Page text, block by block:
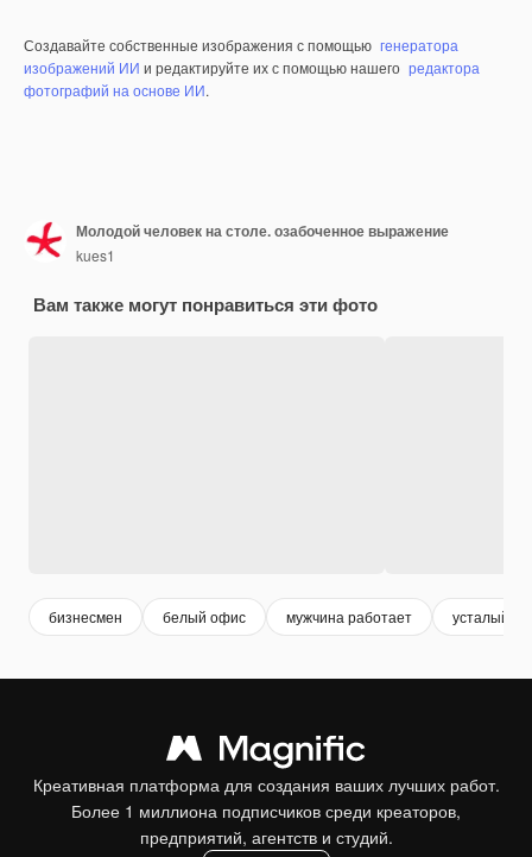
Создавайте собственные изображения с помощью генератора
изображений ИИ и редактируйте их с помощью нашего редактора
фотографий на основе ИИ.
Молодой человек на столе. озабоченное выражение
kues1
Вам также могут понравиться эти фото
бизнесмен белый офис мужчина работает усталый
Креативная платформа для создания ваших лучших работ.
Более 1 миллиона подписчиков среди креаторов,
предприятий, агентств и студий.